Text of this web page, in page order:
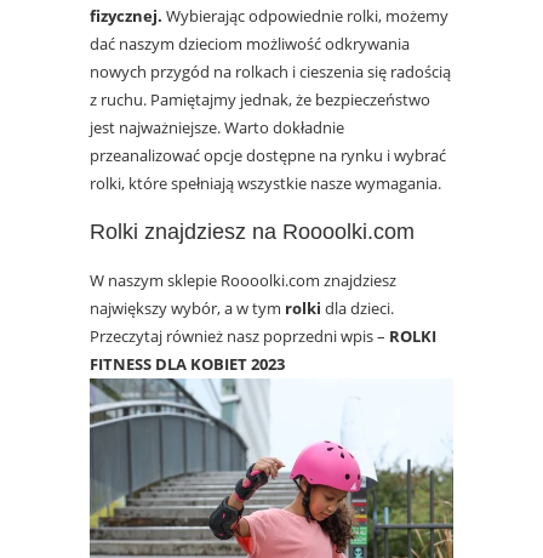
fizycznej. Wybierając odpowiednie rolki, możemy
dać naszym dzieciom możliwość odkrywania
nowych przygód na rolkach i cieszenia się radością
z ruchu. Pamiętajmy jednak, że bezpieczeństwo
jest najważniejsze. Warto dokładnie
przeanalizować opcje dostępne na rynku i wybrać
rolki, które spełniają wszystkie nasze wymagania.
Rolki znajdziesz na Roooolki.com
W naszym sklepie Roooolki.com znajdziesz
największy wybór, a w tym rolki dla dzieci.
Przeczytaj również nasz poprzedni wpis – ROLKI
FITNESS DLA KOBIET 2023